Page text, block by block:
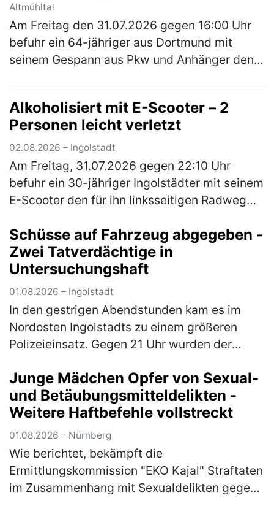
Altmühltal
Am Freitag den 31.07.2026 gegen 16:00 Uhr
befuhr ein 64-jähriger aus Dortmund mit
seinem Gespann aus Pkw und Anhänger den
Alkoholisiert mit E-Scooter – 2
Personen leicht verletzt
02.08.2026 – Ingolstadt
Am Freitag, 31.07.2026 gegen 22:10 Uhr
befuhr ein 30-jähriger Ingolstädter mit seinem
E-Scooter den für ihn linksseitigen Radweg
Ringstraße kommend in Richt…(mehr)
Schüsse auf Fahrzeug abgegeben -
Zwei Tatverdächtige in
Untersuchungshaft
01.08.2026 – Ingolstadt
In den gestrigen Abendstunden kam es im
Nordosten Ingolstadts zu einem größeren
Polizeieinsatz. Gegen 21 Uhr wurden der
Schussgeräusche im Bereich der Kreuzung
Goethestraß…(mehr)
Junge Mädchen Opfer von Sexual-
und Betäubungsmitteldelikten -
Weitere Haftbefehle vollstreckt
01.08.2026 – Nürnberg
Wie berichtet, bekämpft die
Ermittlungskommission "EKO Kajal" Straftaten
im Zusammenhang mit Sexualdelikten gegen